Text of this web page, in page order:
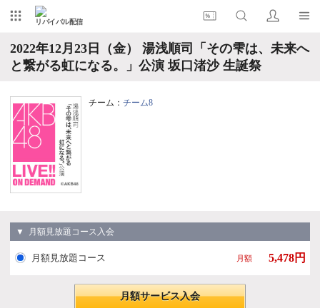
リバイバル配信
2022年12月23日（金） 湯浅順司「その雫は、未来へ
と繋がる虹になる。」公演 坂口渚沙 生誕祭
チーム： チーム8
▼ 月額見放題コース入会
月額見放題コース 月額 5,478円
月額サービス入会